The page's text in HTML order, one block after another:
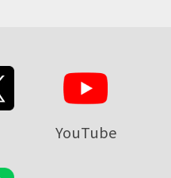
YouTube